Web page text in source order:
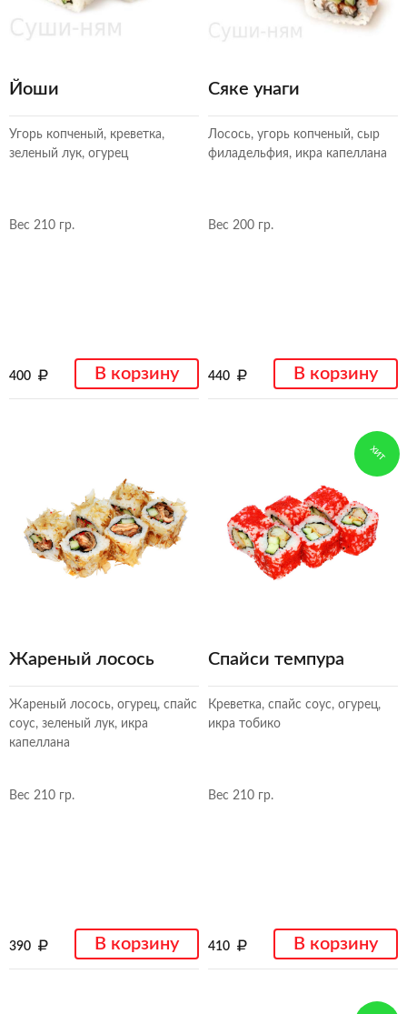
Йоши
Угорь копченый, креветка,
зеленый лук, огурец
Вес 210 гр.
400 В корзину
Сяке унаги
Лосось, угорь копченый, сыр
филадельфия, икра капеллана
Вес 200 гр.
440 В корзину
Жареный лосось
Жареный лосось, огурец, спайс
соус, зеленый лук, икра
капеллана
Вес 210 гр.
390 В корзину
ХИТ
Спайси темпура
Креветка, спайс соус, огурец,
икра тобико
Вес 210 гр.
410 В корзину